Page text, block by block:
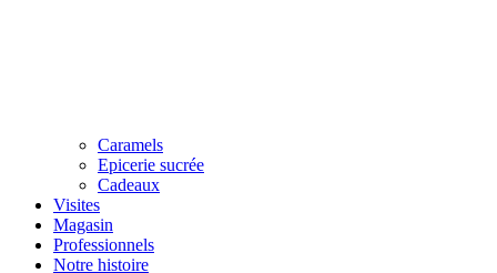
Caramels
Epicerie sucrée
Cadeaux
Visites
Magasin
Professionnels
Notre histoire